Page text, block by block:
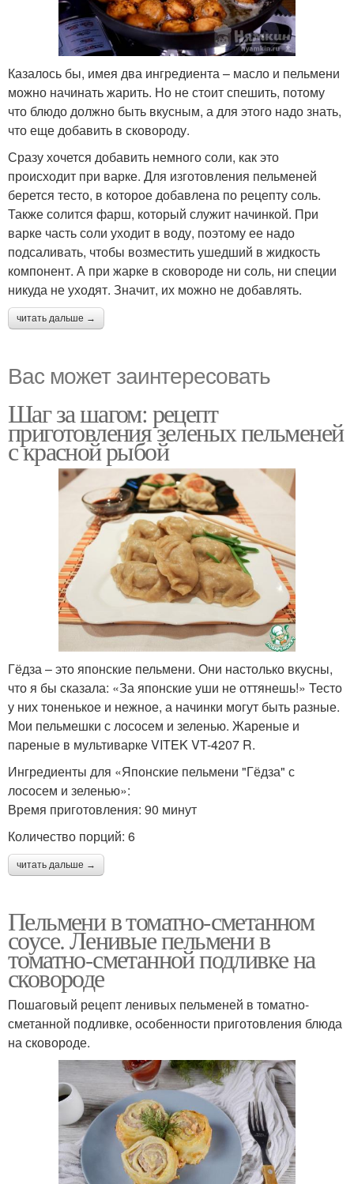
Казалось бы, имея два ингредиента – масло и пельмени
можно начинать жарить. Но не стоит спешить, потому
что блюдо должно быть вкусным, а для этого надо знать,
что еще добавить в сковороду.
Сразу хочется добавить немного соли, как это
происходит при варке. Для изготовления пельменей
берется тесто, в которое добавлена по рецепту соль.
Также солится фарш, который служит начинкой. При
варке часть соли уходит в воду, поэтому ее надо
подсаливать, чтобы возместить ушедший в жидкость
компонент. А при жарке в сковороде ни соль, ни специи
никуда не уходят. Значит, их можно не добавлять.
читать дальше →
Вас может заинтересовать
Шаг за шагом: рецепт
приготовления зеленых пельменей
с красной рыбой
Гёдза – это японские пельмени. Они настолько вкусны,
что я бы сказала: «За японские уши не оттянешь!» Тесто
у них тоненькое и нежное, а начинки могут быть разные.
Мои пельмешки с лососем и зеленью. Жареные и
пареные в мультиварке VITEK VT-4207 R.
Ингредиенты для «Японские пельмени "Гёдза" с
лососем и зеленью»:
Время приготовления: 90 минут
Количество порций: 6
читать дальше →
Пельмени в томатно-сметанном
соусе. Ленивые пельмени в
томатно-сметанной подливке на
сковороде
Пошаговый рецепт ленивых пельменей в томатно-
сметанной подливке, особенности приготовления блюда
на сковороде.